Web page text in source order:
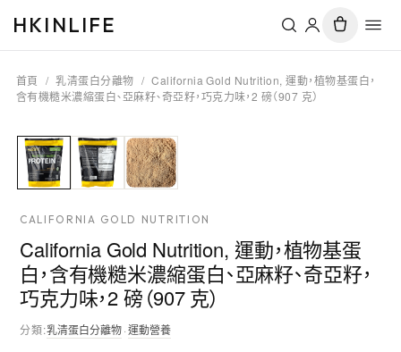
HKINLIFE
首頁 / 乳清蛋白分離物 / California Gold Nutrition, 運動，植物基蛋白，
含有機糙米濃縮蛋白、亞麻籽、奇亞籽，巧克力味，2 磅（907 克）
CALIFORNIA GOLD NUTRITION
California Gold Nutrition, 運動，植物基蛋
白，含有機糙米濃縮蛋白、亞麻籽、奇亞籽，
巧克力味，2 磅（907 克）
分類:乳清蛋白分離物·運動營養